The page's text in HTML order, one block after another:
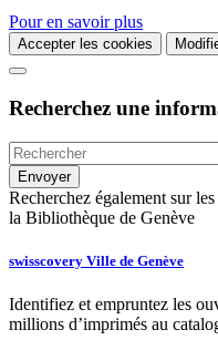
Pour en savoir plus
Accepter les cookies
Recherchez une
Recherchez également sur
la Bibliothèque de Genève
swisscovery Ville de Genève
Identifiez et empruntez les
millions d’imprimés au